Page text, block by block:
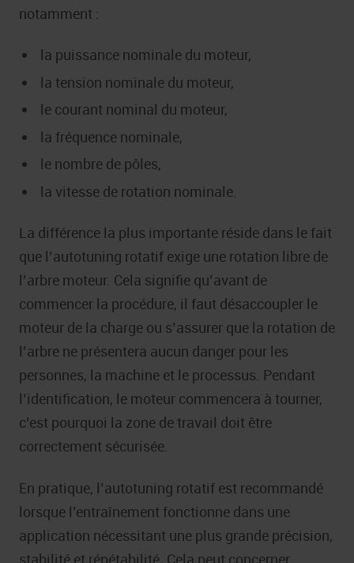
notamment :
la puissance nominale du moteur,
la tension nominale du moteur,
le courant nominal du moteur,
la fréquence nominale,
le nombre de pôles,
la vitesse de rotation nominale.
La différence la plus importante réside dans le fait
que l’autotuning rotatif exige une rotation libre de
l’arbre moteur. Cela signifie qu’avant de
commencer la procédure, il faut désaccoupler le
moteur de la charge ou s’assurer que la rotation de
l’arbre ne présentera aucun danger pour les
personnes, la machine et le processus. Pendant
l’identification, le moteur commencera à tourner,
c’est pourquoi la zone de travail doit être
correctement sécurisée.
En pratique, l’autotuning rotatif est recommandé
lorsque l’entraînement fonctionne dans une
application nécessitant une plus grande précision,
stabilité et répétabilité. Cela peut concerner